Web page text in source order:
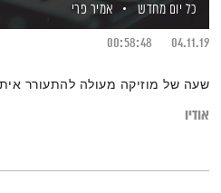
כל יום מחדש
אמיר פרי
04.11.19
00:58:48
שעה של מוזיקה מעולה להתעורר
אודיו